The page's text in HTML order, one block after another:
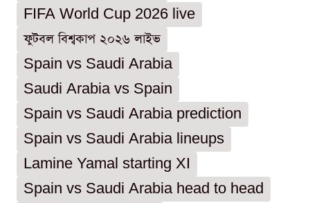
FIFA World Cup 2026 live
ফুটবল বিশ্বকাপ ২০২৬ লাইভ
Spain vs Saudi Arabia
Saudi Arabia vs Spain
Spain vs Saudi Arabia prediction
Spain vs Saudi Arabia lineups
Lamine Yamal starting XI
Spain vs Saudi Arabia head to head